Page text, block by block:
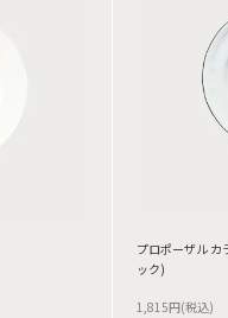
プロポーザル
ック)
1,815円(税込)